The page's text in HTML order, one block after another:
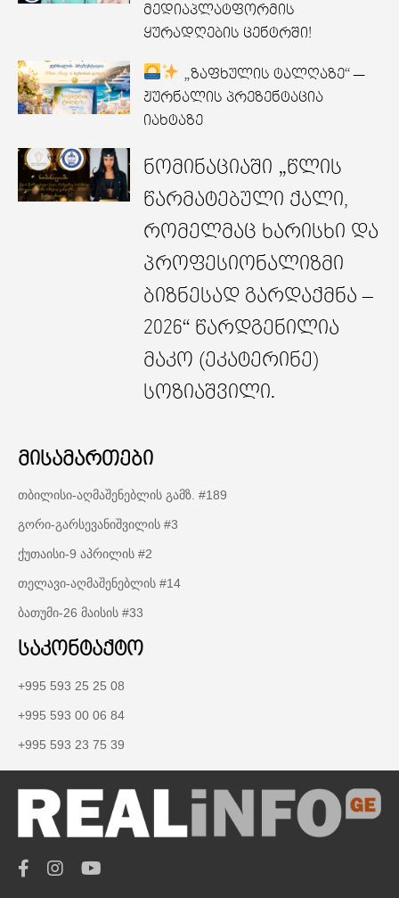
მედიაპლატფორმის
ყურადღების ცენტრში!
„ზაფხულის ტალღაზე“ —
ჟურნალის პრეზენტაცია
იახტაზე
ნომინაციაში „წლის
წარმატებული ქალი,
რომელმაც ხარისხი და
პროფესიონალიზმი
ბიზნესად გარდაქმნა –
2026“ წარდგენილია
მაკო (ეკატერინე)
სოზიაშვილი.
მისამართები
თბილისი-აღმაშენებლის გამზ. #189
გორი-გარსევანიშვილის #3
ქუთაისი-9 აპრილის #2
თელავი-აღმაშენებლის #14
ბათუმი-26 მაისის #33
საკონტაქტო
+995 593 25 25 08
+995 593 00 06 84
+995 593 23 75 39